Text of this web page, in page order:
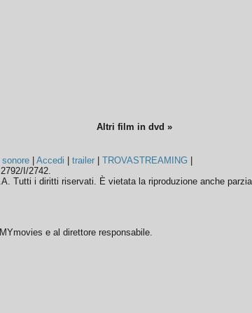
Altri film in dvd »
|Accedi |trailer |TROVASTREAMING
I/2742.
Tutti i diritti riservati. È vietata la riproduzione anche
e al direttore responsabile.